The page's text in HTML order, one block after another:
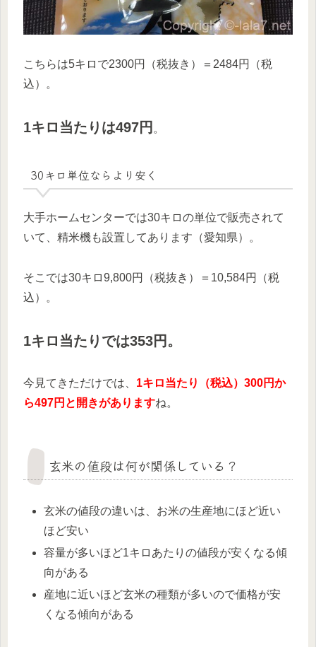
こちらは5キロで2300円（税抜き）＝2484円（税
込）。
1キロ当たりは497円 。
30キロ単位ならより安く
大手ホームセンターでは30キロの単位で販売されて
いて、精米機も設置してあります（愛知県）。
そこでは30キロ9,800円（税抜き）＝10,584円（税
込）。
1キロ当たりでは353円。
今見てきただけでは、 1キロ当たり（税込）300円か
ら497円と開きがありますね。
玄米の値段は何が関係している？
玄米の値段の違いは、お米の生産地にほど近い
ほど安い
容量が多いほど1キロあたりの値段が安くなる傾
向がある
産地に近いほど玄米の種類が多いので価格が安
くなる傾向がある